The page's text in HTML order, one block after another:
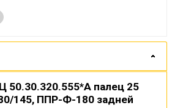
50.30.320.555*А палец 25
145, ППР-Ф-180 задней